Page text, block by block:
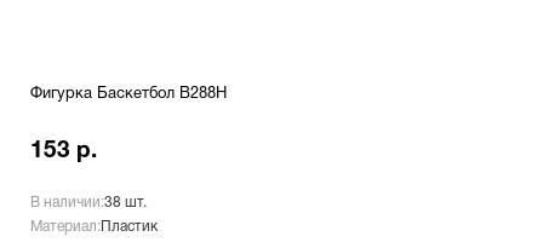
Фигурка Баскетбол B288H
153 р.
В наличии:38 шт.
Материал: Пластик